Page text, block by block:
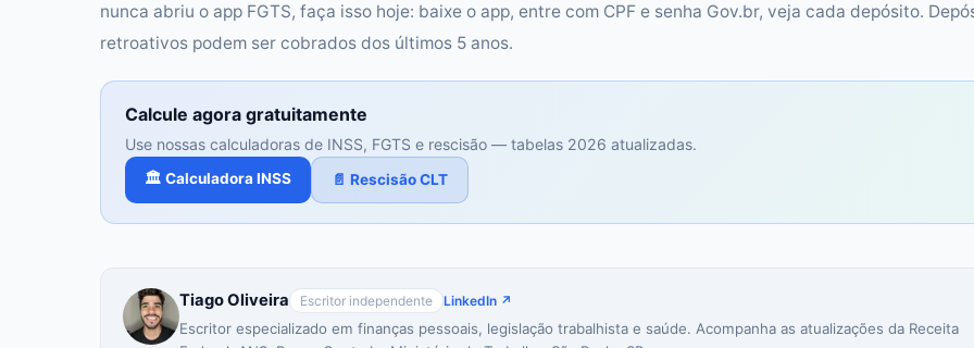
nunca abriu o app FGTS, faça isso hoje: baixe o app, entre com CPF e senha Gov.br, veja cada depósito.
retroativos podem ser cobrados dos últimos 5 anos.
Calcule agora gratuitamente
Use nossas calculadoras de INSS, FGTS e rescisão — tabelas 2026 atualizadas.
🏛️ Calculadora INSS 📄 Rescisão CLT
Tiago Oliveira Escritor independente LinkedIn ↗
Escritor especializado em finanças pessoais, legislação trabalhista e saúde. Acompanha as atualizações da Receita